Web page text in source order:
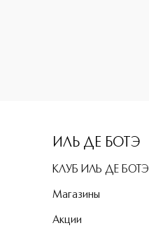
ИЛЬ ДЕ БОТЭ
КЛУБ ИЛЬ ДЕ БОТЭ
Магазины
Акции